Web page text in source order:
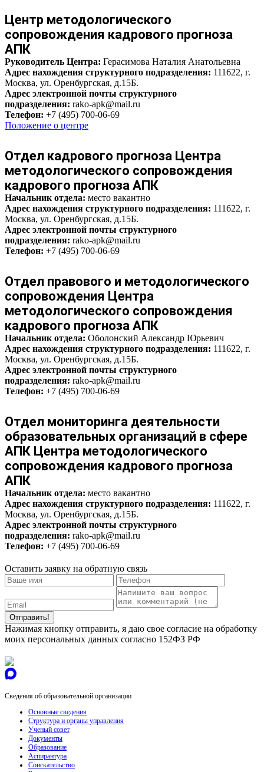
Центр методологического
сопровождения кадрового прогноза
АПК
Руководитель Центра: Герасимова Наталия Анатольевна
Адрес нахождения структурного подразделения: 111622, г.
Москва, ул. Оренбургская, д.15Б.
Адрес электронной почты структурного
подразделения: rako-apk@mail.ru
Телефон: +7 (495) 700-06-69
Положение о центре
Отдел кадрового прогноза Центра
методологического сопровождения
кадрового прогноза АПК
Начальник отдела: место вакантно
Адрес нахождения структурного подразделения: 111622, г.
Москва, ул. Оренбургская, д.15Б.
Адрес электронной почты структурного
подразделения: rako-apk@mail.ru
Телефон: +7 (495) 700-06-69
Отдел правового и методологического
сопровождения Центра
методологического сопровождения
кадрового прогноза АПК
Начальник отдела: Оболонский Александр Юрьевич
Адрес нахождения структурного подразделения: 111622, г.
Москва, ул. Оренбургская, д.15Б.
Адрес электронной почты структурного
подразделения: rako-apk@mail.ru
Телефон: +7 (495) 700-06-69
Отдел мониторинга деятельности
образовательных организаций в сфере
АПК Центра методологического
сопровождения кадрового прогноза
АПК
Начальник отдела: место вакантно
Адрес нахождения структурного подразделения: 111622, г.
Москва, ул. Оренбургская, д.15Б.
Адрес электронной почты структурного
подразделения: rako-apk@mail.ru
Телефон: +7 (495) 700-06-69
Оставить заявку на обратную связь
Нажимая кнопку отправить, я даю свое согласие на обработку
моих персональных данных согласно 152ФЗ РФ
Сведения об образовательной организации
Основные сведения
Структура и органы управления
Ученый совет
Документы
Образование
Аспирантура
Соискательство